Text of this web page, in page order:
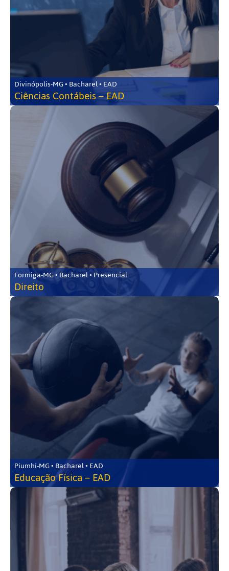
Divinópolis-MG • Bacharel • EAD
Ciências Contábeis – EAD
Formiga-MG • Bacharel • Presencial
Direito
Piumhi-MG • Bacharel • EAD
Educação Física – EAD